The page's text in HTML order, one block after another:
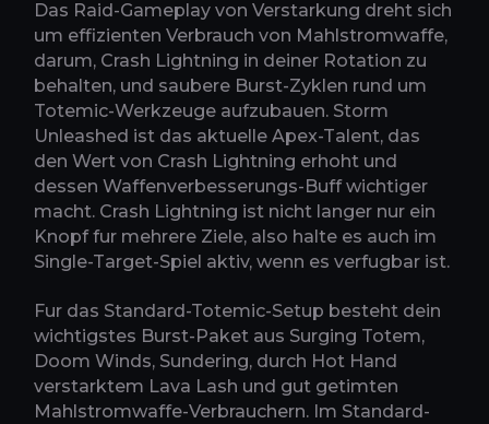
Das Raid-Gameplay von Verstarkung dreht sich
um effizienten Verbrauch von Mahlstromwaffe,
darum, Crash Lightning in deiner Rotation zu
behalten, und saubere Burst-Zyklen rund um
Totemic-Werkzeuge aufzubauen. Storm
Unleashed ist das aktuelle Apex-Talent, das
den Wert von Crash Lightning erhoht und
dessen Waffenverbesserungs-Buff wichtiger
macht. Crash Lightning ist nicht langer nur ein
Knopf fur mehrere Ziele, also halte es auch im
Single-Target-Spiel aktiv, wenn es verfugbar ist.
Fur das Standard-Totemic-Setup besteht dein
wichtigstes Burst-Paket aus Surging Totem,
Doom Winds, Sundering, durch Hot Hand
verstarktem Lava Lash und gut getimten
Mahlstromwaffe-Verbrauchern. Im Standard-